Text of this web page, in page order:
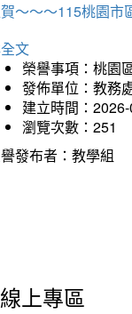
～～～115桃園市
文
榮譽事項：桃園
發佈單位：教務
建立時間：
瀏覽次數：251
發布者：教學組
線上專區